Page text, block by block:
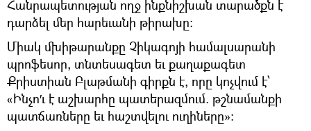
Հանրապետության ողջ ինքնիշխան տարածքն է
դարձել մեր հարեւանի թիրախը։
Միակ մխիթարանքը Չիկագոյի համալսարանի
պրոֆեսոր, տնտեսագետ եւ քաղաքագետ
Քրիստիան Բլաթմանի գիրքն է, որը կոչվում է՝
«Ինչո′ւ է աշխարհը պատերազմում. թշնամանքի
պատճառները եւ հաշտվելու ուղիները»։